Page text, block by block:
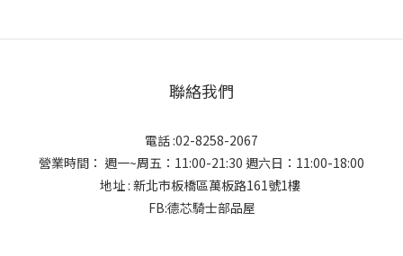
通
通 單支售價
聯絡我們
電話 :02-8258-2067
營業時間： 週一~周五：11:00-21:30 週六日：11:00-18:00
地址 : 新北市板橋區萬板路161號1樓
FB:德芯騎士部品屋